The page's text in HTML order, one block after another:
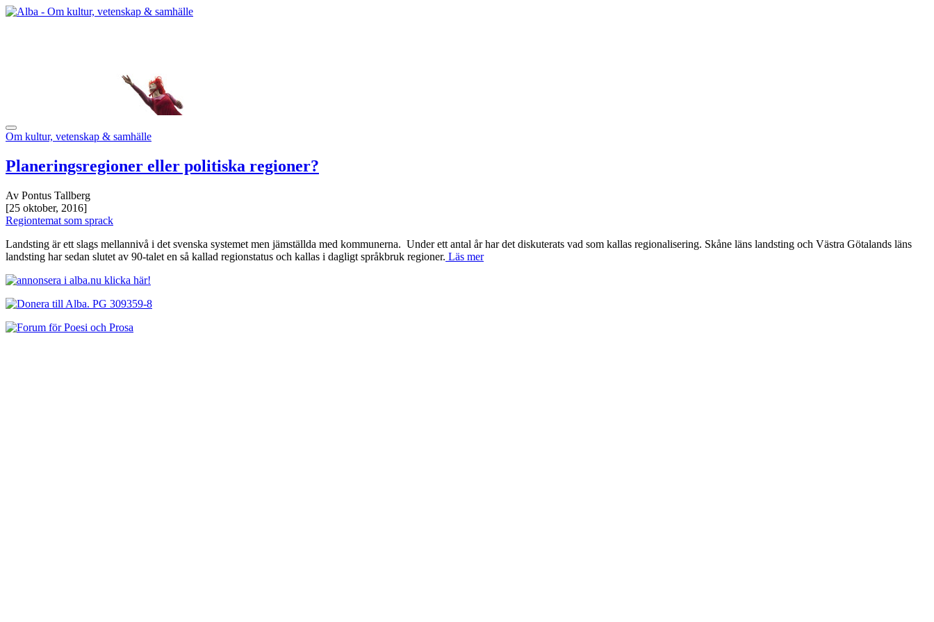
Om kultur, vetenskap & samhälle
Planeringsregioner eller politiska regioner?
Av Pontus Tallberg
[25 oktober, 2016]
Regiontemat som sprack
Landsting är ett slags mellannivå i det svenska systemet men jämställda med kommunerna. Under ett antal år har det diskuterats vad som kallas regionalisering. Skåne läns landsting och Västra Götalands läns
landsting har sedan slutet av 90-talet en så kallad regionstatus och kallas i dagligt språkbruk regioner. Läs mer